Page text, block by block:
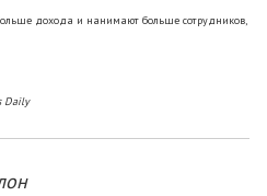
дохода и нанимают больше сотрудников,
Daily